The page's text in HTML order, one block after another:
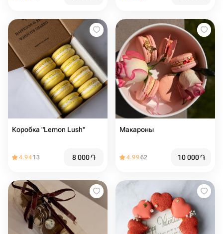
Коробка "Lemon Lush"
4.94 13 8 000֏
Макароны
4.9962 10 000֏